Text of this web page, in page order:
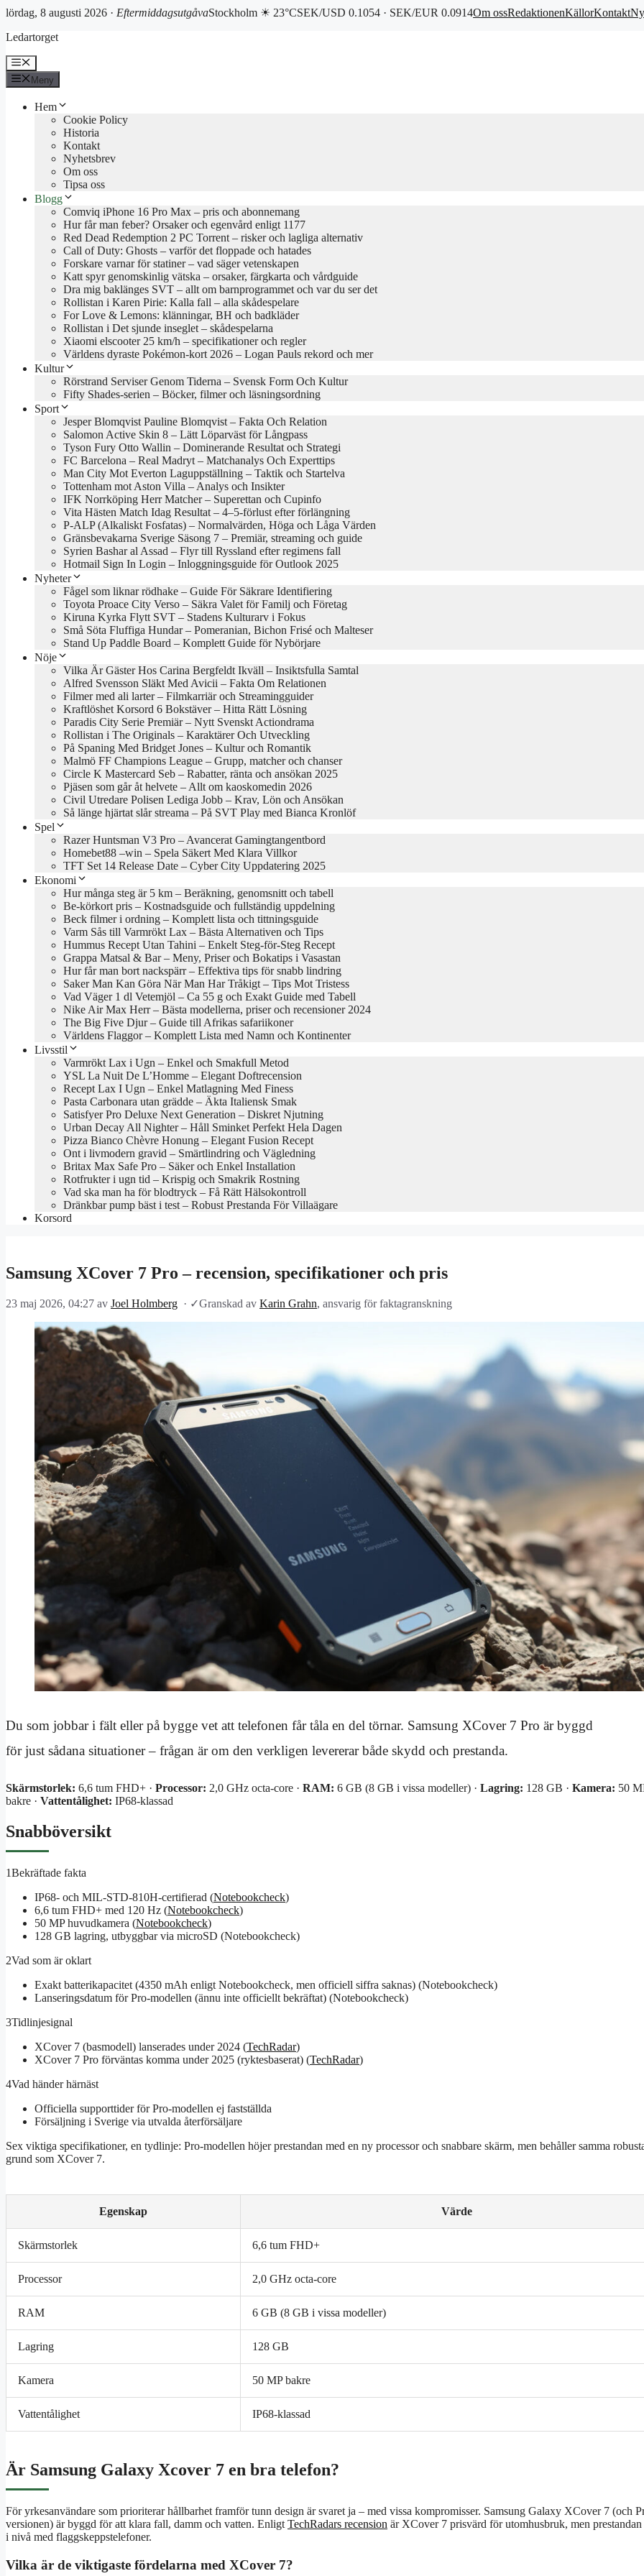
lördag, 8 augusti 2026 · EftermiddagsutgåvaStockholm ☀ 23°CSEK/USD 0.1054 · SEK/EUR 0.0914Om ossRedaktionenKällorKontakt
till
Ledartorget
Meny
Meny
Hem
Cookie Policy
Historia
Kontakt
Nyhetsbrev
Om oss
Tipsa oss
Blogg
Comviq iPhone 16 Pro Max – pris och abonnemang
Hur får man feber? Orsaker och egenvård enligt 1177
Red Dead Redemption 2 PC Torrent – risker och lagliga alternativ
Call of Duty: Ghosts – varför det floppade och hatades
Forskare varnar för statiner – vad säger vetenskapen
Katt spyr genomskinlig vätska – orsaker, färgkarta och vårdguide
Dra mig baklänges SVT – allt om barnprogrammet och var du ser det
Rollistan i Karen Pirie: Kalla fall – alla skådespelare
For Love & Lemons: klänningar, BH och badkläder
Rollistan i Det sjunde inseglet – skådespelarna
Xiaomi elscooter 25 km/h – specifikationer och regler
Världens dyraste Pokémon-kort 2026 – Logan Pauls rekord och mer
Kultur
Rörstrand Serviser Genom Tiderna – Svensk Form Och Kultur
Fifty Shades-serien – Böcker, filmer och läsningsordning
Sport
Jesper Blomqvist Pauline Blomqvist – Fakta Och Relation
Salomon Active Skin 8 – Lätt Löparväst för Långpass
Tyson Fury Otto Wallin – Dominerande Resultat och Strategi
FC Barcelona – Real Madryt – Matchanalys Och Experttips
Man City Mot Everton Laguppställning – Taktik och Startelva
Tottenham mot Aston Villa – Analys och Insikter
IFK Norrköping Herr Matcher – Superettan och Cupinfo
Vita Hästen Match Idag Resultat – 4–5-förlust efter förlängning
P-ALP (Alkaliskt Fosfatas) – Normalvärden, Höga och Låga Värden
Gränsbevakarna Sverige Säsong 7 – Premiär, streaming och guide
Syrien Bashar al Assad – Flyr till Ryssland efter regimens fall
Hotmail Sign In Login – Inloggningsguide för Outlook 2025
Nyheter
Fågel som liknar rödhake – Guide För Säkrare Identifiering
Toyota Proace City Verso – Säkra Valet för Familj och Företag
Kiruna Kyrka Flytt SVT – Stadens Kulturarv i Fokus
Små Söta Fluffiga Hundar – Pomeranian, Bichon Frisé och Malteser
Stand Up Paddle Board – Komplett Guide för Nybörjare
Nöje
Vilka Är Gäster Hos Carina Bergfeldt Ikväll – Insiktsfulla Samtal
Alfred Svensson Släkt Med Avicii – Fakta Om Relationen
Filmer med ali larter – Filmkarriär och Streamingguider
Kraftlöshet Korsord 6 Bokstäver – Hitta Rätt Lösning
Paradis City Serie Premiär – Nytt Svenskt Actiondrama
Rollistan i The Originals – Karaktärer Och Utveckling
På Spaning Med Bridget Jones – Kultur och Romantik
Malmö FF Champions League – Grupp, matcher och chanser
Circle K Mastercard Seb – Rabatter, ränta och ansökan 2025
Pjäsen som går åt helvete – Allt om kaoskomedin 2026
Civil Utredare Polisen Lediga Jobb – Krav, Lön och Ansökan
Så länge hjärtat slår streama – På SVT Play med Bianca Kronlöf
Spel
Razer Huntsman V3 Pro – Avancerat Gamingtangentbord
Homebet88 –win – Spela Säkert Med Klara Villkor
TFT Set 14 Release Date – Cyber City Uppdatering 2025
Ekonomi
Hur många steg är 5 km – Beräkning, genomsnitt och tabell
Be-körkort pris – Kostnadsguide och fullständig uppdelning
Beck filmer i ordning – Komplett lista och tittningsguide
Varm Sås till Varmrökt Lax – Bästa Alternativen och Tips
Hummus Recept Utan Tahini – Enkelt Steg-för-Steg Recept
Grappa Matsal & Bar – Meny, Priser och Bokatips i Vasastan
Hur får man bort nackspärr – Effektiva tips för snabb lindring
Saker Man Kan Göra När Man Har Tråkigt – Tips Mot Tristess
Vad Väger 1 dl Vetemjöl – Ca 55 g och Exakt Guide med Tabell
Nike Air Max Herr – Bästa modellerna, priser och recensioner 2024
The Big Five Djur – Guide till Afrikas safariikoner
Världens Flaggor – Komplett Lista med Namn och Kontinenter
Livsstil
Varmrökt Lax i Ugn – Enkel och Smakfull Metod
YSL La Nuit De L’Homme – Elegant Doftrecension
Recept Lax I Ugn – Enkel Matlagning Med Finess
Pasta Carbonara utan grädde – Äkta Italiensk Smak
Satisfyer Pro Deluxe Next Generation – Diskret Njutning
Urban Decay All Nighter – Håll Sminket Perfekt Hela Dagen
Pizza Bianco Chèvre Honung – Elegant Fusion Recept
Ont i livmodern gravid – Smärtlindring och Vägledning
Britax Max Safe Pro – Säker och Enkel Installation
Rotfrukter i ugn tid – Krispig och Smakrik Rostning
Vad ska man ha för blodtryck – Få Rätt Hälsokontroll
Dränkbar pump bäst i test – Robust Prestanda För Villaägare
Korsord
Samsung XCover 7 Pro – recension, specifikationer och pris
23 maj 2026, 04:27 av Joel Holmberg · ✓Granskad av Karin Grahn, ansvarig för faktagranskning
Du som jobbar i fält eller på bygge vet att telefonen får tåla en del törnar. Samsung XCover 7 Pro är byggd
för just sådana situationer – frågan är om den verkligen levererar både skydd och prestanda.
Skärmstorlek: 6,6 tum FHD+ · Processor: 2,0 GHz octa-core · RAM: 6 GB (8 GB i vissa modeller) · Lagring: 128 GB · Kamera: 50
bakre · Vattentålighet: IP68-klassad
Snabböversikt
1Bekräftade fakta
IP68- och MIL-STD-810H-certifierad (Notebookcheck)
6,6 tum FHD+ med 120 Hz (Notebookcheck)
50 MP huvudkamera (Notebookcheck)
128 GB lagring, utbyggbar via microSD (Notebookcheck)
2Vad som är oklart
Exakt batterikapacitet (4350 mAh enligt Notebookcheck, men officiell siffra saknas) (Notebookcheck)
Lanseringsdatum för Pro-modellen (ännu inte officiellt bekräftat) (Notebookcheck)
3Tidlinjesignal
XCover 7 (basmodell) lanserades under 2024 (TechRadar)
XCover 7 Pro förväntas komma under 2025 (ryktesbaserat) (TechRadar)
4Vad händer härnäst
Officiella supporttider för Pro-modellen ej fastställda
Försäljning i Sverige via utvalda återförsäljare
Sex viktiga specifikationer, en tydlinje: Pro-modellen höjer prestandan med en ny processor och snabbare skärm, men behåller samma
grund som XCover 7.
Egenskap Värde
Skärmstorlek 6,6 tum FHD+
Processor 2,0 GHz octa-core
RAM 6 GB (8 GB i vissa modeller)
Lagring 128 GB
Kamera 50 MP bakre
Vattentålighet IP68-klassad
Är Samsung Galaxy Xcover 7 en bra telefon?
För yrkesanvändare som prioriterar hållbarhet framför tunn design är svaret ja – med vissa kompromisser. Samsung Galaxy XCover 7 (och
versionen) är byggd för att klara fall, damm och vatten. Enligt TechRadars recension är XCover 7 prisvärd för utomhusbruk, men prestandan
i nivå med flaggskeppstelefoner.
Vilka är de viktigaste fördelarna med XCover 7?